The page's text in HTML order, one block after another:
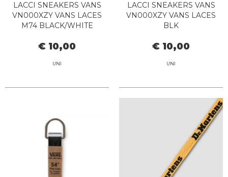
LACCI SNEAKERS VANS
VN000XZY VANS LACES
M74 BLACK/WHITE
€ 10,00
UNI
LACCI SNEAKERS VANS
VN000XZY VANS LACES
BLK
€ 10,00
UNI